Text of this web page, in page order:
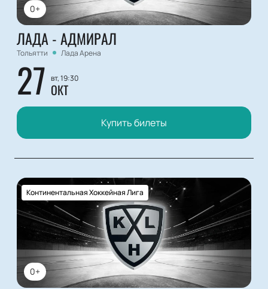
0+
ЛАДА - АДМИРАЛ
Тольятти Лада Арена
27 вт, 19:30
ОКТ
Купить билеты
0+
Континентальная Хоккейная Лига